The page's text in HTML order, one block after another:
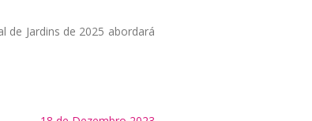
de Jardins de 2025 abordará